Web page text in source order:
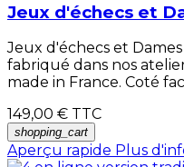
Jeux d'échecs et
Jeux d'échecs et
fabriqué dans nos
made in France. Coté
149,00 € TTC
shopping_cart
Aperçu rapide Plus